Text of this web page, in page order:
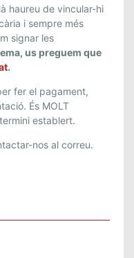
haureu de vincular-hi
i sempre més
signar les
us preguem que
.
fer el pagament,
És MOLT
establert.
nos al correu.